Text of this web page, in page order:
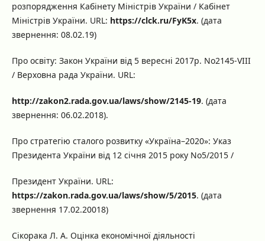
розпорядження Кабінету Міністрів України / Кабінет
Міністрів України. URL: https://clck.ru/FyK5x. (дата
звернення: 08.02.19)
Про освіту: Закон України від 5 вересні 2017р. No2145-VIII
/ Верховна рада України. URL:
http://zakon2.rada.gov.ua/laws/show/2145-19. (дата
звернення: 06.02.2018).
Про стратегію сталого розвитку «Україна–2020»: Указ
Президента України від 12 січня 2015 року No5/2015 /
Президент України. URL:
https://zakon.rada.gov.ua/laws/show/5/2015. (дата
звернення 17.02.20018)
Сікорака Л. А. Оцінка економічної діяльності